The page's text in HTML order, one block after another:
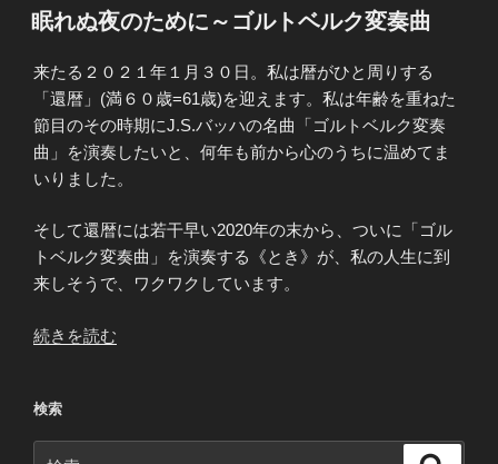
稿
日:
眠れぬ夜のために～ゴルトベルク変奏曲
来たる２０２１年１月３０日。私は暦がひと周りする
「還暦」(満６０歳=61歳)を迎えます。私は年齢を重ねた
節目のその時期にJ.S.バッハの名曲「ゴルトベルク変奏
曲」を演奏したいと、何年も前から心のうちに温めてま
いりました。
そして還暦には若干早い2020年の末から、ついに「ゴル
トベルク変奏曲」を演奏する《とき》が、私の人生に到
来しそうで、ワクワクしています。
“眠
夜
の
続きを読む
検索